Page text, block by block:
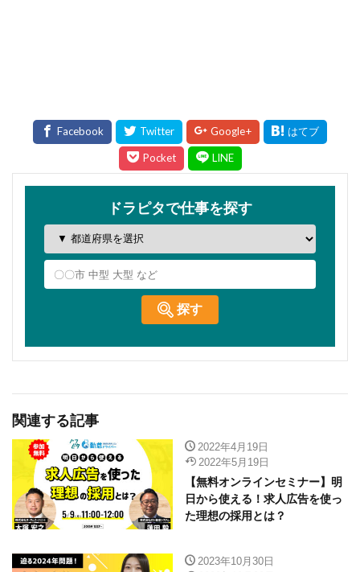
関連する記事
2022年4月19日
2022年5月19日
【無料オンラインセミナー】明
日から使える！求人広告を使っ
た理想の採用とは？
2023年10月30日